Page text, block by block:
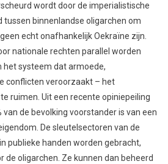
wordt door de imperialistische
binnenlandse oligarchen om
echt onafhankelijk Oekraïne zijn.
nationale rechten parallel worden
het systeem dat armoede,
conflicten veroorzaakt – het
ruimen. Uit een recente opiniepeiling
van de bevolking voorstander is van een
De sleutelsectoren van de
publieke handen worden gebracht,
de oligarchen. Ze kunnen dan beheerd